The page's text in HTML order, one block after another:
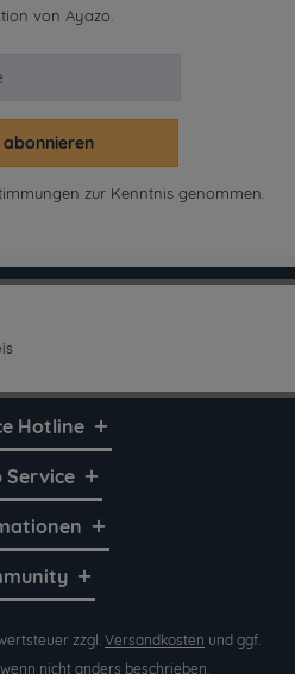
von Ayazo.
zur Kenntnis genommen.
Hotline
Service
zzgl. Versandkosten und ggf.
nicht anders beschrieben.